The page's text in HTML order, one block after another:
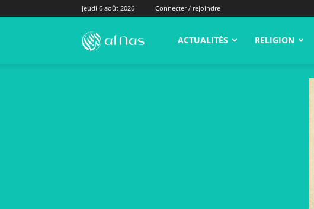
jeudi 6 août 2026 Connecter / rejoindre
alNas.fr ACTUALITÉS RELIGION